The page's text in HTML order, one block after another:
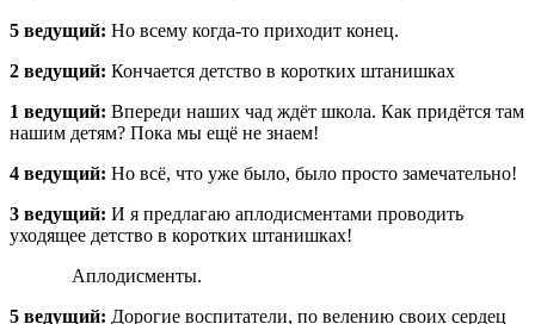
5 ведущий: Но всему когда-то приходит конец.
2 ведущий: Кончается детство в коротких штанишках
1 ведущий: Впереди наших чад ждёт школа. Как придётся там
нашим детям? Пока мы ещё не знаем!
4 ведущий: Но всё, что уже было, было просто замечательно!
3 ведущий: И я предлагаю аплодисментами проводить
уходящее детство в коротких штанишках!
Аплодисменты.
5 ведущий: Дорогие воспитатели, по велению своих сердец